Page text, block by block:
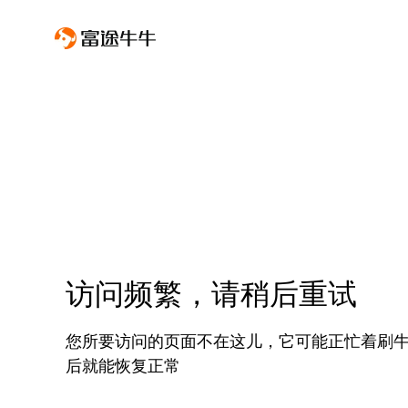
访问频繁，请稍后重试
您所要访问的页面不在这儿，它可能正忙着刷
后就能恢复正常